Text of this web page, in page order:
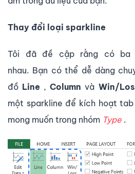
Thay đổi loại sparkline
Tôi đã đề cập rằng có ba
nhau. Bạn có thể dễ dàng
đồ Line ,Column và Win/
một sparkline để kích hoạt tab
mong muốn trong nhóm Type .